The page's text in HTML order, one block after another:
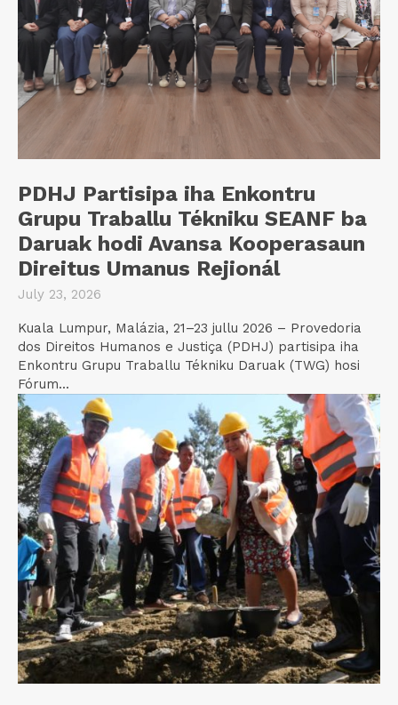
PDHJ Partisipa iha Enkontru
Grupu Traballu Tékniku SEANF ba
Daruak hodi Avansa Kooperasaun
Direitus Umanus Rejionál
July 23, 2026
Kuala Lumpur, Malázia, 21–23 jullu 2026 – Provedoria
dos Direitos Humanos e Justiça (PDHJ) partisipa iha
Enkontru Grupu Traballu Tékniku Daruak (TWG) hosi
Fórum...